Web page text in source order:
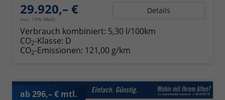
29.920,– €
incl. 19% MwSt.
Details
Verbrauch kombiniert: 5,30 l/100km
CO2-Klasse: D
CO2-Emissionen: 121,00 g/km
ab 296,– € mtl.